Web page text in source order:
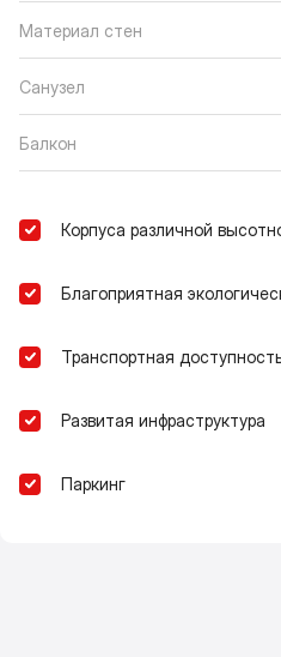
Материал стен
Санузел
Балкон
Корпуса различной
Благоприятная
Транспортная
Развитая инфраструктура
Паркинг